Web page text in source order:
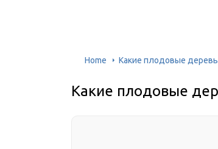
Home Какие плодовые
Какие плодовые